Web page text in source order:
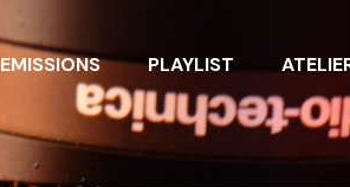
EMISSIONS PLAYLIST